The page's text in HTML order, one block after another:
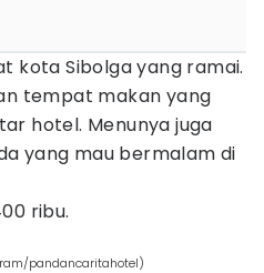
kota Sibolga yang ramai.
tempat makan yang
hotel. Menunya juga
yang mau bermalam di
ribu.
pandancaritahotel)